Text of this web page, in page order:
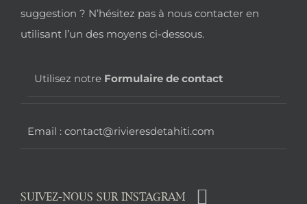
de
page
suggestion ? N’hésitez pas à nous contacter en
utilisant l’un des moyens ci-dessous.
Utilisez notre Formulaire de contact
Email : contact@rivieresdetahiti.com
SUIVEZ-NOUS SUR INSTAGRAM